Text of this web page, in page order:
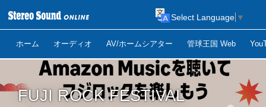
ホーム オーディオ AV/ホームシアター 管球王国 Web
Select Language ▼
FUJI ROCK FESTIVAL